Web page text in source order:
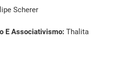
Scherer
E Associativismo:Thalita